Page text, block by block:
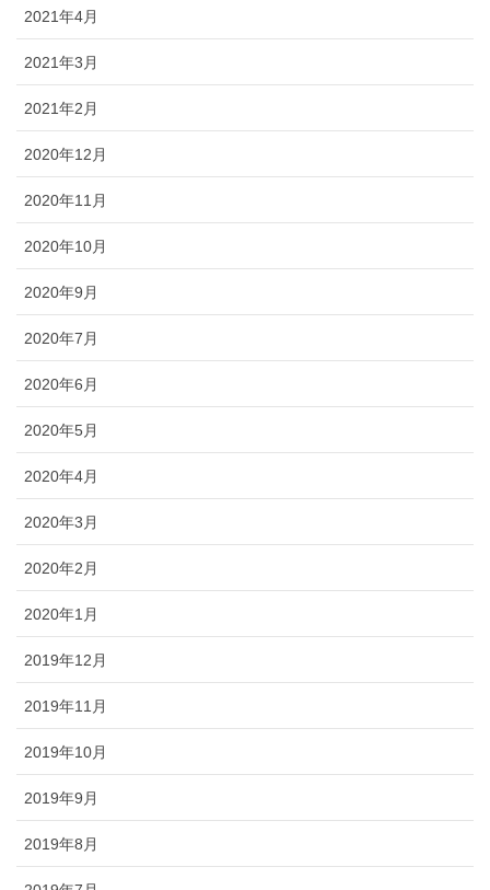
2021年4月
2021年3月
2021年2月
2020年12月
2020年11月
2020年10月
2020年9月
2020年7月
2020年6月
2020年5月
2020年4月
2020年3月
2020年2月
2020年1月
2019年12月
2019年11月
2019年10月
2019年9月
2019年8月